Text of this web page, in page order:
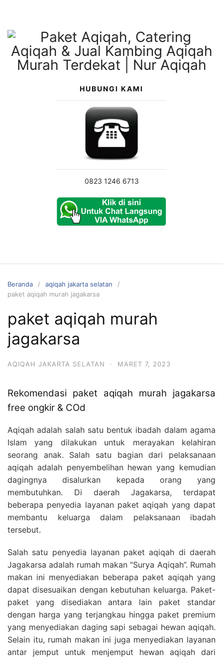
konten
HUBUNGI KAMI
0823 1246 6713
Beranda
aqiqah jakarta selatan
paket aqiqah murah jagakarsa
paket aqiqah murah
jagakarsa
AQIQAH JAKARTA SELATAN · MARET 7, 2023
Rekomendasi paket aqiqah murah jagakarsa
free ongkir & COd
Aqiqah adalah salah satu bentuk ibadah dalam agama
Islam yang dilakukan untuk merayakan kelahiran
seorang anak. Salah satu bagian dari pelaksanaan
aqiqah adalah penyembelihan hewan yang kemudian
dagingnya disalurkan kepada orang yang
membutuhkan. Di daerah Jagakarsa, terdapat
beberapa penyedia layanan paket aqiqah yang dapat
membantu keluarga dalam pelaksanaan ibadah
tersebut.
Salah satu penyedia layanan paket aqiqah di daerah
Jagakarsa adalah rumah makan “Surya Aqiqah”. Rumah
makan ini menyediakan beberapa paket aqiqah yang
dapat disesuaikan dengan kebutuhan keluarga. Paket-
paket yang disediakan antara lain paket standar
dengan harga yang terjangkau hingga paket premium
yang menyediakan daging sapi sebagai hewan aqiqah.
Selain itu, rumah makan ini juga menyediakan layanan
antar jemput untuk menjemput hewan aqiqah dari